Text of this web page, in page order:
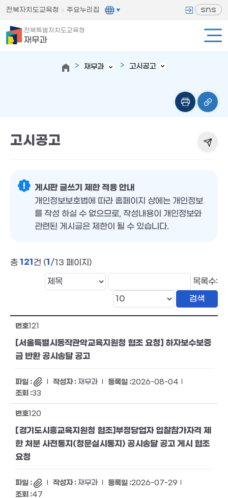
전북자치도교육청 주요누리집 sns
전북특별자치도교육청
재무과
재무과 고시공고
고시공고
게시판 글쓰기 제한 적용 안내
개인정보보호법에 따라 홈페이지 상에는 개인정보
를 작성 하실 수 없으므로, 작성내용이 개인정보와
관련된 게시글은 제한이 될 수 있습니다.
총 121건 (1/13 페이지)
목록수:
121
[서울특별시동작관악교육지원청 협조 요청] 하자보수보증
금 반환 공시송달 공고
재무과
2026-08-04
33
120
[경기도시흥교육지원청 협조]부정당업자 입찰참가자격 제
한 처분 사전통지(청문실시통지) 공시송달 공고 게시 협조
요청
재무과
2026-07-29
47